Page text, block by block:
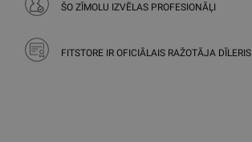
ŠO ZĪMOLU IZVĒLAS PROFESIONĀĻI
FITSTORE IR OFICIĀLAIS RAŽOTĀJA DĪLERIS